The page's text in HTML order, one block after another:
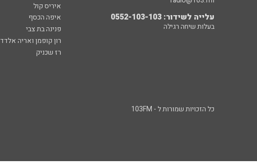
איריס קול
איפה הכסף
פנינה בת צבי
רון קופמן ואריה אלדד
רז שכניק
עלייה לשידור: 0552-103-103
בעלות שיחה רגילה
כל הזכויות שמורות ל - 103FM